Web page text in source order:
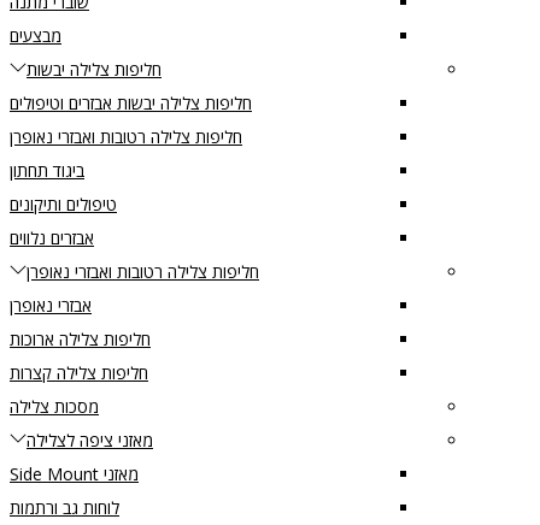
מבצעים
חליפות צלילה יבשות
חליפות צלילה יבשות אבזרים וטיפולים
חליפות צלילה רטובות ואבזרי נאופרן
ביגוד תחתון
טיפולים ותיקונים
אבזרים נלווים
חליפות צלילה רטובות ואבזרי נאופרן
אבזרי נאופרן
חליפות צלילה ארוכות
חליפות צלילה קצרות
מסכות צלילה
מאזני ציפה לצלילה
מאזני Side Mount
לוחות גב ורתמות